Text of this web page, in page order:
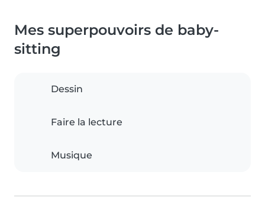
Mes superpouvoirs de baby-
sitting
Dessin
Faire la lecture
Musique